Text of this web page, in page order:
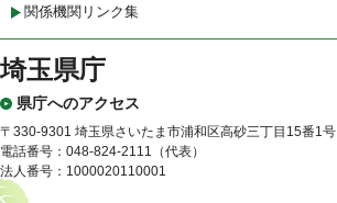
関係機関リンク集
埼玉県庁
県庁へのアクセス
〒330-9301 埼玉県さいたま市浦和区高砂三丁目15番1号
電話番号：048-824-2111（代表）
法人番号：1000020110001